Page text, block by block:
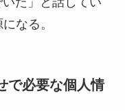
なる。
で必要な個人情